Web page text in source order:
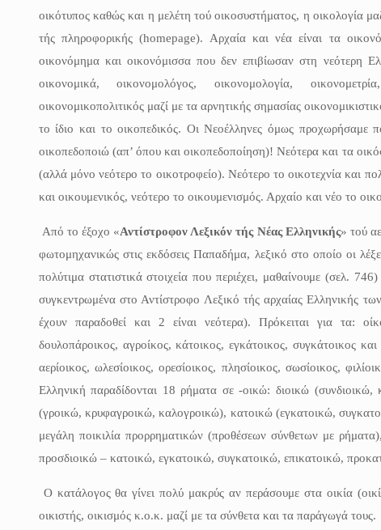
οικότυπος καθώς και η μελέτη τού οικοσυστήματος, η οικολογία
τής πληροφορικής (homepage). Αρχαία και νέα είναι τα
οικονόμημα και οικονόμισσα που δεν επιβίωσαν στη νεότερη
οικονομικά, οικονομολόγος, οικονομολογία,
οικονομικοπολιτικός μαζί με τα αρνητικής σημασίας
το ίδιο και το οικοπεδικός. Οι Νεοέλληνες όμως προχωρήσαμε
οικοπεδοποιώ (απ’ όπου και οικοπεδοποίηση)! Νεότερα και τα
(αλλά μόνο νεότερο το οικοτροφείο). Νεότερο το οικοτεχνία και
και οικουμενικός, νεότερο το οικουμενισμός. Αρχαίο και νέο το
Από το έξοχο «Αντίστροφον Λεξικόν τής Νέας Ελληνικής» τού
φωτομηχανικώς στις εκδόσεις Παπαδήμα, λεξικό στο οποίο οι
πολύτιμα στατιστικά στοιχεία που περιέχει, μαθαίνουμε (σελ.
συγκεντρωμένα στο Αντίστροφο Λεξικό τής αρχαίας Ελληνικής
έχουν παραδοθεί και 2 είναι νεότερα). Πρόκειται για τα:
δουλοπάροικος, αγροίκος, κάτοικος, εγκάτοικος, συγκάτοικος
αερίοικος, ωλεσίοικος, ορεσίοικος, πλησίοικος, σωσίοικος,
Ελληνική παραδίδονται 18 ρήματα σε -οικώ: διοικώ
(γροικώ, κρυφαγροικώ, καλογροικώ), κατοικώ (εγκατοικώ,
μεγάλη ποικιλία προρρηματικών (προθέσεων σύνθετων με
προσδιοικώ – κατοικώ, εγκατοικώ, συγκατοικώ, επικατοικώ,
Ο κατάλογος θα γίνει πολύ μακρύς αν περάσουμε στα οικία
οικιστής, οικισμός κ.ο.κ. μαζί με τα σύνθετα και τα παράγωγά τους.